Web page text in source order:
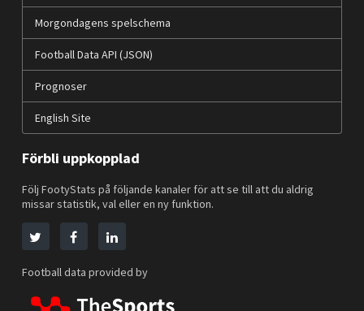
Morgondagens spelschema
Football Data API (JSON)
Prognoser
English Site
Förbli uppkopplad
Följ FootyStats på följande kanaler för att se till att du aldrig
missar statistik, val eller en ny funktion.
Football data provided by